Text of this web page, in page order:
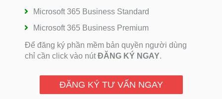
Microsoft 365 Business Standard
Microsoft 365 Business Premium
Để đăng ký phần mềm bản quyền người dùng
chỉ cần click vào nút ĐĂNG KÝ NGAY.
ĐĂNG KÝ TƯ VẤN NGAY